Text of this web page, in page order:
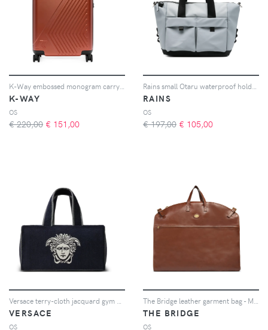
K-WAY
OS
€ 220,00 € 151,00
RAINS
OS
€ 197,00 € 105,00
VERSACE
OS
THE BRIDGE
OS